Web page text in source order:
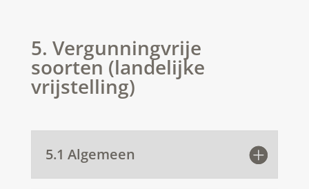
5. Vergunningvrije
soorten (landelijke
vrijstelling)
5.1 Algemeen